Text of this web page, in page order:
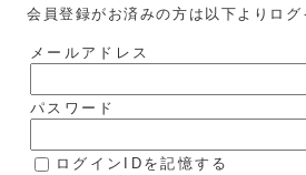
会員登録がお済みの方は以下よりログ
メールアドレス
パスワード
ログインIDを記憶する